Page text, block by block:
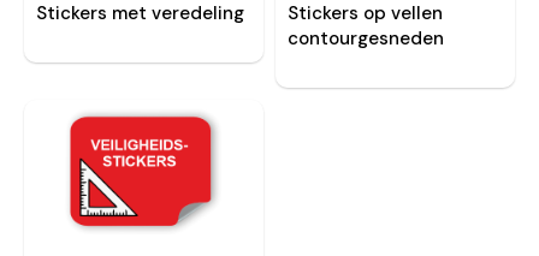
Stickers met veredeling
Stickers op vellen
contourgesneden